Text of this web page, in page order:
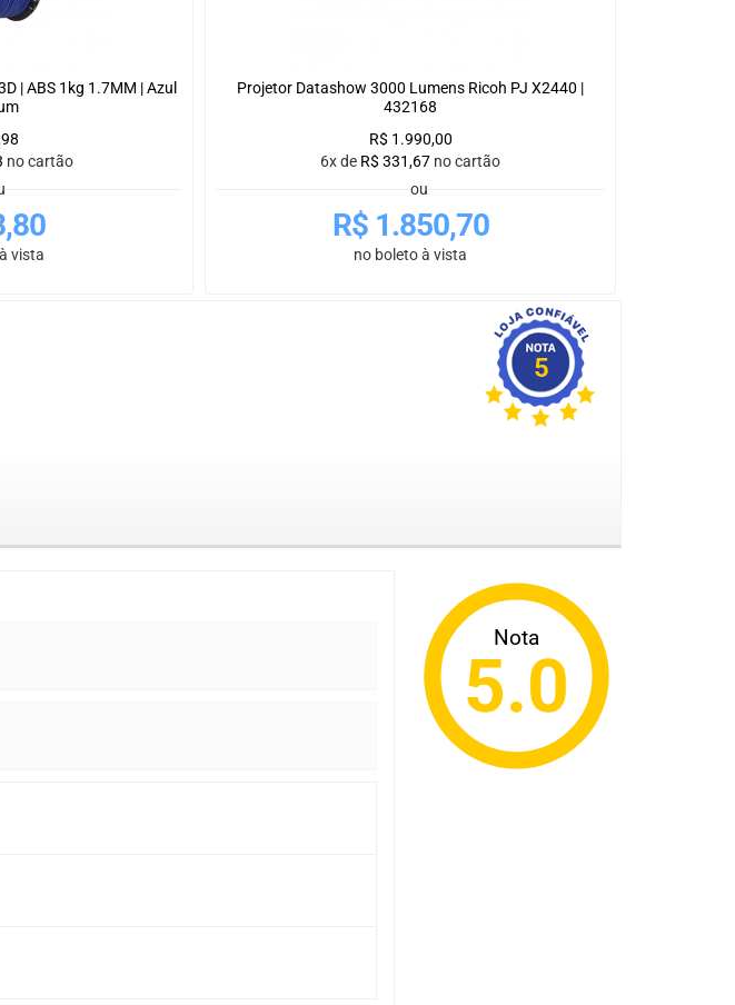
| ABS 1kg 1.7MM | Azul
no cartão
vista
Projetor Datashow 3000 Lumens Ricoh PJ X2440 |
432168
R$ 1.990,00
6x de R$ 331,67 no cartão
ou
R$1.850,70
no boleto à vista
5
Nota
5.0